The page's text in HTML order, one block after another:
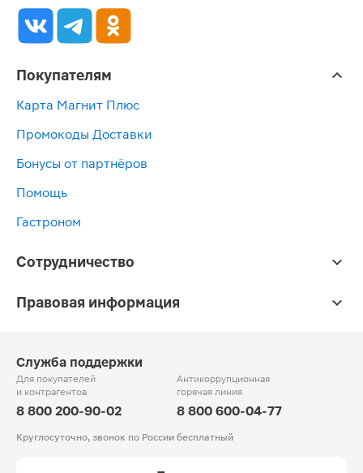
Покупателям
Карта Магнит Плюс
Промокоды Доставки
Бонусы от партнёров
Помощь
Гастроном
Сотрудничество
Правовая информация
Служба поддержки
Для покупателей
и контрагентов
8 800 200-90-02
Антикоррупционная
горячая линия
8 800 600-04-77
Круглосуточно, звонок по России бесплатный